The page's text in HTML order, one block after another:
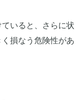
法
いると、さらに状
損なう危険性があ